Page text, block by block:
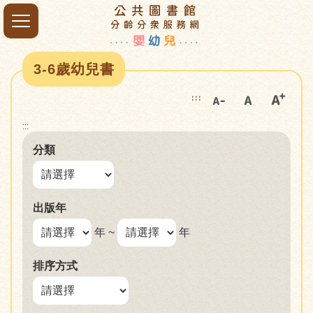
3-6歲幼兒書
:::
:::
分類
出版年
年 ~ 年
排序方式